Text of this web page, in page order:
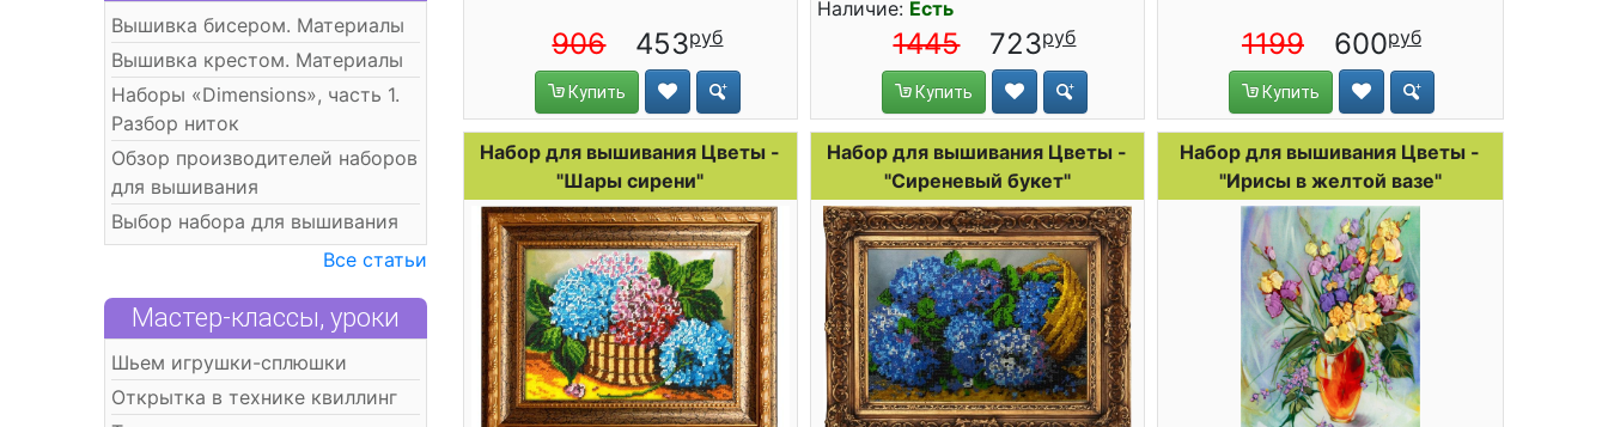
Вышивка бисером. Материалы
Вышивка крестом. Материалы
Наборы «Dimensions», часть 1.
Разбор ниток
Обзор производителей наборов
для вышивания
Выбор набора для вышивания
Все статьи
Мастер-классы, уроки
Шьем игрушки-сплюшки
Открытка в технике квиллинг
906 453
Купить
Наличие: Есть
1445 723
Купить
1199 600
Купить
Набор для вышивания Цветы -
"Шары сирени"
Набор для вышивания Цветы -
"Сиреневый букет"
Набор для вышивания Цветы -
"Ирисы в желтой вазе"